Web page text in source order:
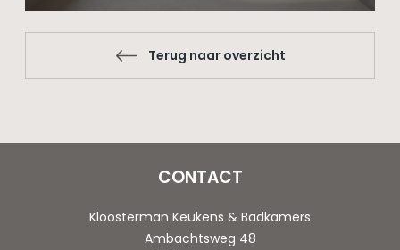
Terug naar overzicht
CONTACT
Kloosterman Keukens & Badkamers
Ambachtsweg 48